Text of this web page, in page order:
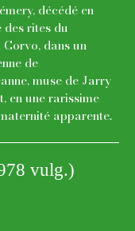
décédé en
rites du
dans un
de
muse de Jarry
en une rarissime
apparente.
vulg.)